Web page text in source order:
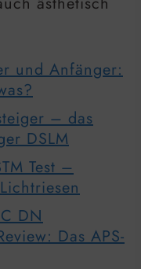
und Anfänger:
– das
DSLM
Test –
DN
Das APS-